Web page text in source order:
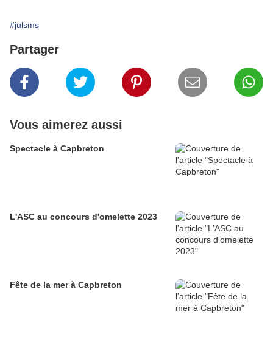
#julsms
Partager
Vous aimerez aussi
Spectacle à Capbreton
L'ASC au concours d'omelette 2023
Fête de la mer à Capbreton